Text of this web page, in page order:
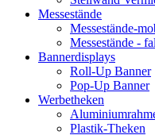
Messestände
Messestände-
Messestände -
Bannerdisplays
Roll-Up Banner
Pop-Up Banner
Werbetheken
Plastik-Theken